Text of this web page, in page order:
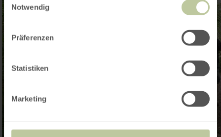
Notwendig
Präferenzen
Statistiken
Marketing